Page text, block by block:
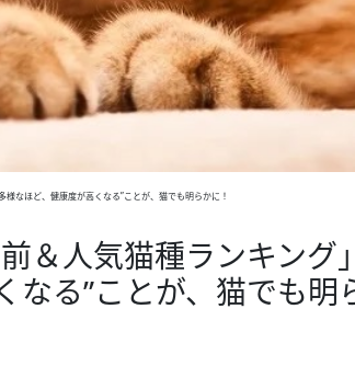
なほど、健康度が高くなる”ことが、猫でも明らかに！
＆人気猫種ランキング
る”ことが、猫でも明